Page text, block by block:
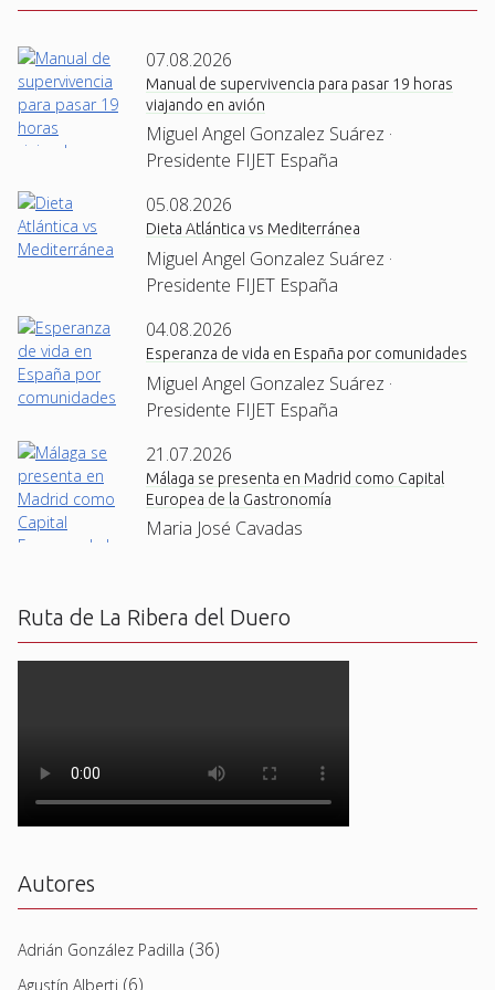
07.08.2026
Manual de supervivencia para pasar 19 horas
viajando en avión
Miguel Angel Gonzalez Suárez ·
Presidente FIJET España
05.08.2026
Dieta Atlántica vs Mediterránea
Miguel Angel Gonzalez Suárez ·
Presidente FIJET España
04.08.2026
Esperanza de vida en España por comunidades
Miguel Angel Gonzalez Suárez ·
Presidente FIJET España
21.07.2026
Málaga se presenta en Madrid como Capital
Europea de la Gastronomía
Maria José Cavadas
Ruta de La Ribera del Duero
Autores
Adrián González Padilla (36)
Agustín Alberti (6)